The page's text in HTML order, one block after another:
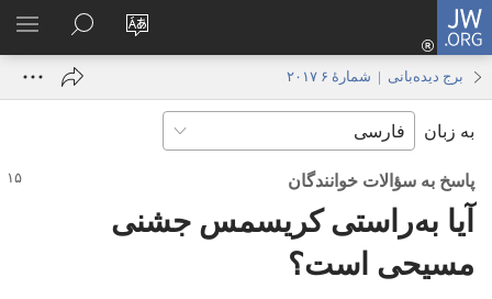
JW.ORG
زبان
را
ورود
باز
JW.ORG
جستجو
برج دیده‌بانی | شمارهٔ ۶ ۲۰۱۷
به زبان
پاسخ به سؤالات خوانندگان
آیا به‌راستی کریسمس جشنی
مسیحی است؟‏